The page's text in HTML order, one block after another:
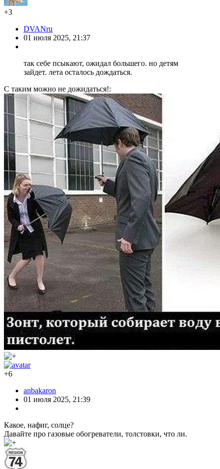
+3
DVANru
01 июля 2025, 21:37
так себе псыкают, ожидал большего. но детям
зайдет. лета осталось дождаться.
С таким можно не дожидаться!:
+6
anbakaron
01 июля 2025, 21:39
Какое, нафиг, солце?
Давайте про газовые обогреватели, толстовки, что ли.